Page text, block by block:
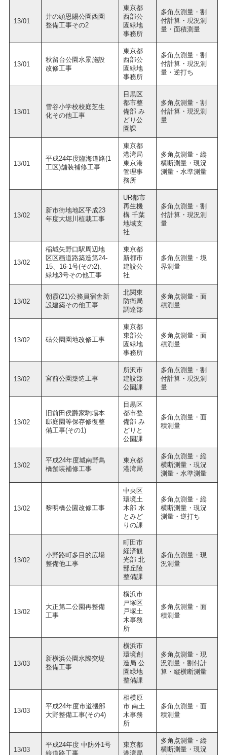
13/01
井の頭恩賜公園西園
整備工事その2
東京都
西部公
園緑地
事務所
多角点測量・割
付計算・現況測
量・面積測量
13/01
秋留台公園水景施設
改修工事
東京都
西部公
園緑地
事務所
多角点測量・割
付計算・現況測
量・逆打ち
13/01
雪谷小学校校庭芝生
化その他工事
目黒区
都市整
備部 み
どり公
園課
多角点測量・割
付計算・現況測
量
13/01
平成24年度臨海道路(1
工区)舗装補修工事
東京都
港湾局
東京港
管理事
務所
多角点測量・縦
横断測量・現況
測量・水準測量
13/02
新市街地地区平成23
年度大堀川植栽工事
UR都市
再生機
構 千葉
地域支
社
多角点測量・割
付計算・現況測
量
13/02
稲城矢野口駅周辺地
区区画道路築造第24-
15、16-1号(その2)、
緑地3号その他工事
東京都
新都市
建設公
社
多角点測量・境
界測量
13/02
朝霞(21)公務員宿舎新
設建築その他工事
北関東
防衛局
調達部
多角点測量・面
積測量
13/02 砧公園園地改修工事
東京都
東部公
園緑地
事務所
多角点測量・面
積測量
13/02 宮前公園築造工事
所沢市
建設部
公園課
多角点測量・割
付計算・現況測
量
13/02
旧前田侯爵家駒場本
邸庭園等保存修復整
備工事(その1)
目黒区
都市整
備部 み
どりと
公園課
多角点測量・面
積測量
13/02
平成24年度城南野鳥
橋舗装補修工事
東京都
港湾局
多角点測量・縦
横断測量・現況
測量・水準測量
13/02 黎明橋公園改修工事
中央区
環境土
木部 水
とみど
りの課
多角点測量・縦
横断測量・現況
測量・逆打ち
13/02
小野路町多目的広場
整備他工事
町田市
経済観
光部 北
部丘陵
整備課
多角点測量・現
況測量
13/02
大正第二公園再整備
工事
横浜市
戸塚区
戸塚土
木事務
所
多角点測量・面
積測量
13/03
新横浜公園水際突堤
整備工事
横浜市
環境創
造局 公
園緑地
整備課
多角点測量・現
況測量・割付計
算・縦横断測量
13/03
平成24年度市道磯部
大野整備工事(その4)
相模原
市 南土
木事務
所
多角点測量・面
積測量
13/03
平成24年度 中防外1号
線道路工事
東京都
港湾局
多角点測量・縦
横断測量・現況